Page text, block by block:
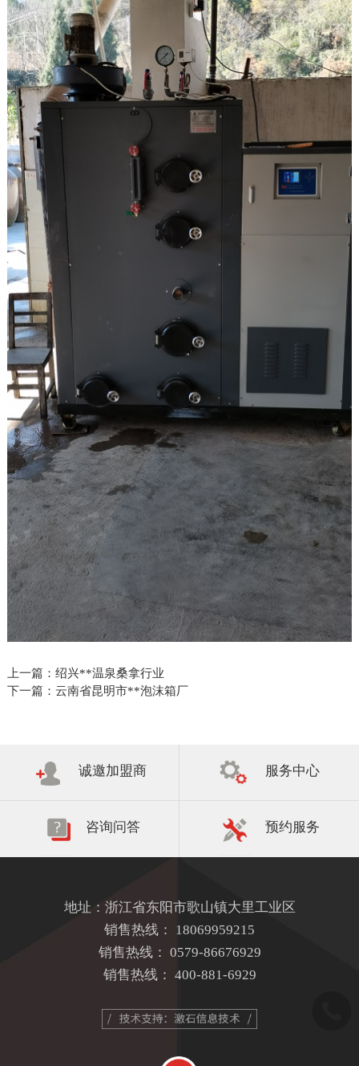
上一篇： 绍兴**温泉桑拿行业
下一篇： 云南省昆明市**泡沫箱厂
诚邀加盟商 服务中心
咨询问答 预约服务
地址：浙江省东阳市歌山镇大里工业区
销售热线： 18069959215
销售热线： 0579-86676929
销售热线： 400-881-6929